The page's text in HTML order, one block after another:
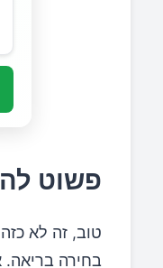
פשוט
טוב, זה לא
בחירה בריאה.